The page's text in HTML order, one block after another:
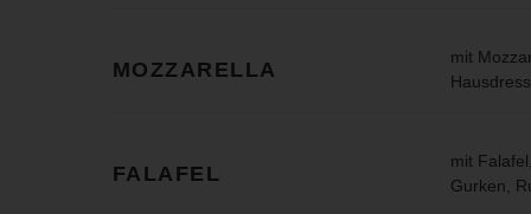
MOZZARELLA
mit
FALAFEL
mit
Gurken,